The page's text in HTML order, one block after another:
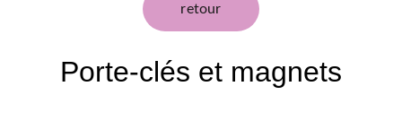
retour
Porte-clés et magnets